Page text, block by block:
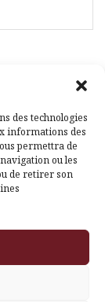
des technologies
informations des
permettra de
ou les
de retirer son